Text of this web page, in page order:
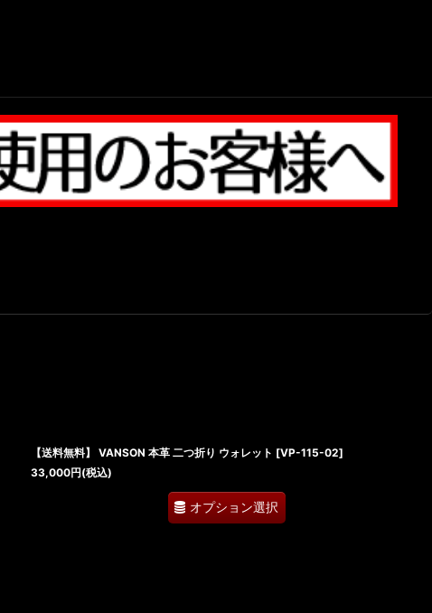
【送料無料】 VANSON 本革 二つ折り ウォレット [VP-115-02]
33,000円(税込)
オプション選択